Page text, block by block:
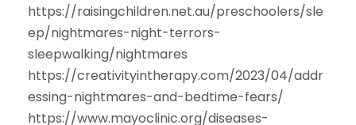
https://raisingchildren.net.au/preschoolers/sle
ep/nightmares-night-terrors-
sleepwalking/nightmares
https://creativityintherapy.com/2023/04/addr
essing-nightmares-and-bedtime-fears/
https://www.mayoclinic.org/diseases-